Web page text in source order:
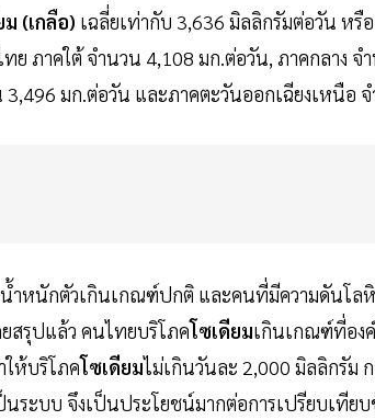
(เกลือ) เฉลี่ยเท่ากับ 3,636 มิลลิกรัมต่อวัน หรื
ทย ภาคใต้ จำนวน 4,108 มก.ต่อวัน, ภาคกลาง
มก.ต่อวัน และภาคตะวันออกเฉียงเหนือ
าหนักตัวเกินเกณฑ์ปกติ และคนที่มีความดันโล
สรุปแล้ว คนไทยบริโภคโซเดียมเกินเกณฑ์ที่อง
ห้บริโภคโซเดียมไม่เกินวันละ 2,000 มิลลิกรัม
นระบบ จึงเป็นประโยชน์มากต่อการเปรียบเทีย